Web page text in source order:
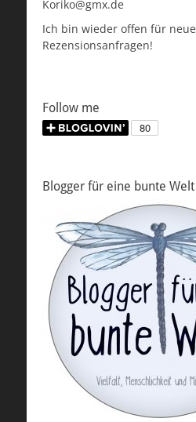
Koriko@gmx.de
Ich bin wieder offen für neue
Rezensionsanfragen!
Follow me
Blogger für eine bunte Welt